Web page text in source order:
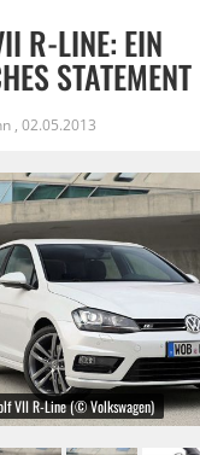
R-LINE: EIN
STATEMENT
, 02.05.2013
VII R-Line (© Volkswagen)